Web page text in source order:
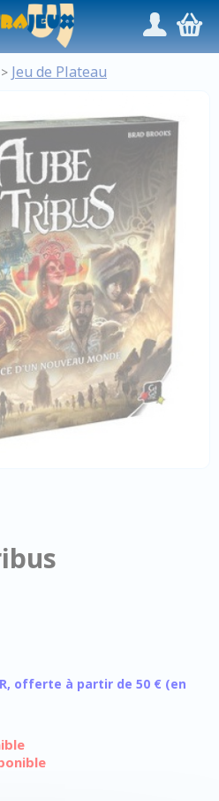
/,
> Jeu de Plateau
offerte à partir de 50 € (en